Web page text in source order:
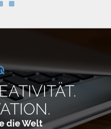
die Welt